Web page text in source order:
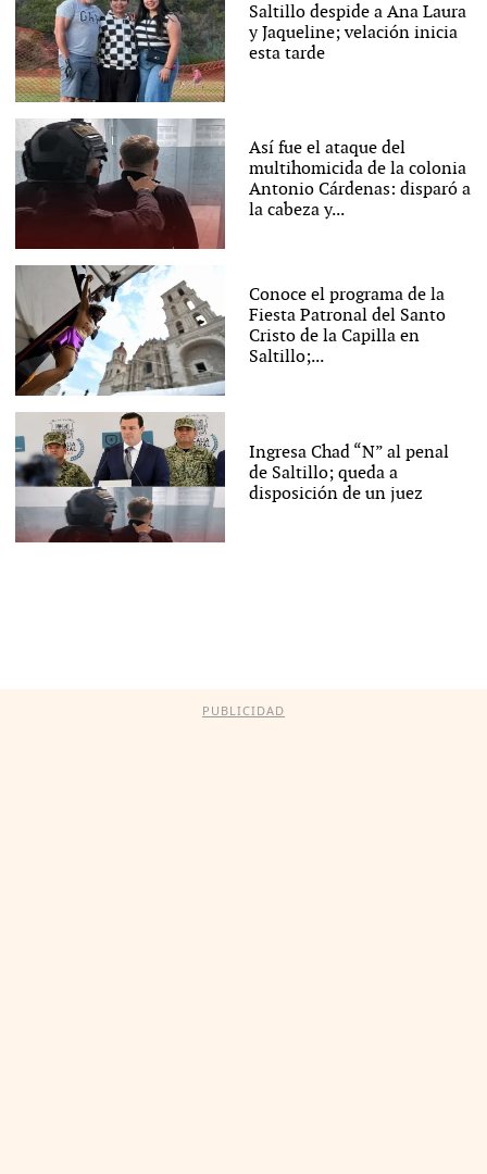
Saltillo despide a Ana Laura
y Jaqueline; velación inicia
esta tarde
Así fue el ataque del
multihomicida de la colonia
Antonio Cárdenas: disparó a
la cabeza y...
Conoce el programa de la
Fiesta Patronal del Santo
Cristo de la Capilla en
Saltillo;...
Ingresa Chad “N” al penal
de Saltillo; queda a
disposición de un juez
PUBLICIDAD